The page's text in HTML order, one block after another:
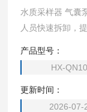
水质采样器 气囊泵 整机气路水路都采用快插接口，方便使用
人员快速拆卸，提高工作效率
产品型号：
HX-
更新时间：
2026-07-